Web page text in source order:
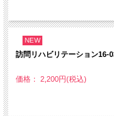
NEW
訪問リハビリテーション16-
価格： 2,200円(税込)